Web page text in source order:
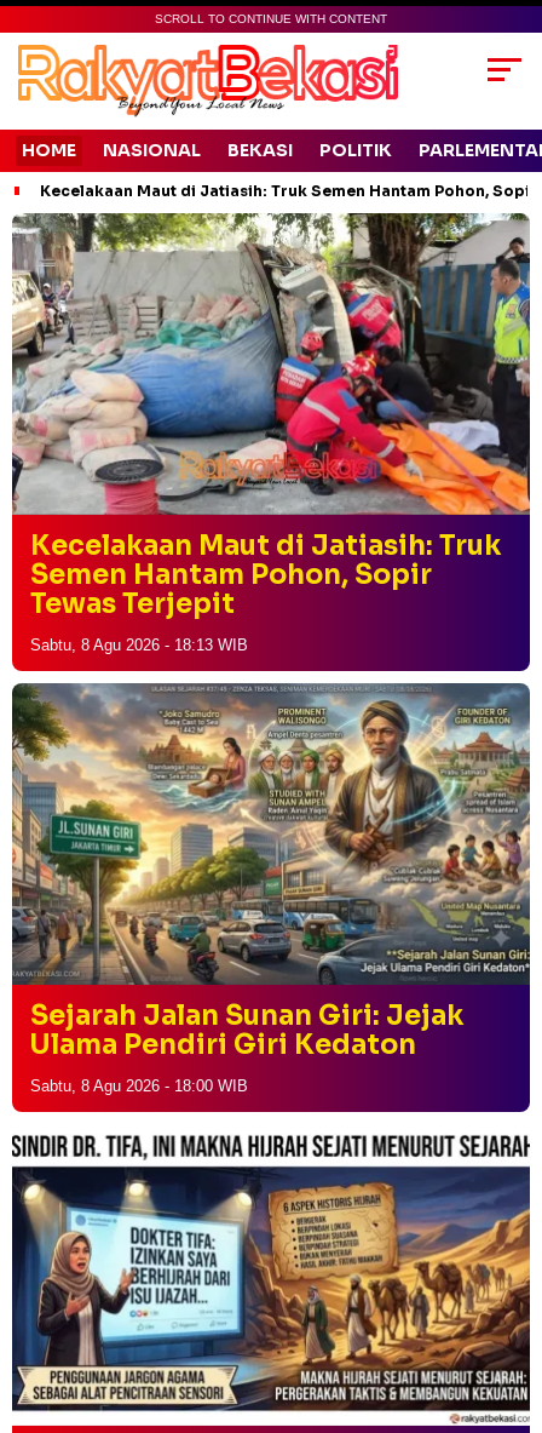
SCROLL TO CONTINUE WITH CONTENT
HOME NASIONAL BEKASI POLITIK
Kecelakaan Maut di Jatiasih: Truk Semen Hantam Pohon,
Kecelakaan Maut di Jatiasih: Truk
Semen Hantam Pohon, Sopir
Tewas Terjepit
Sabtu, 8 Agu 2026 - 18:13 WIB
Sejarah Jalan Sunan Giri: Jejak
Ulama Pendiri Giri Kedaton
Sabtu, 8 Agu 2026 - 18:00 WIB